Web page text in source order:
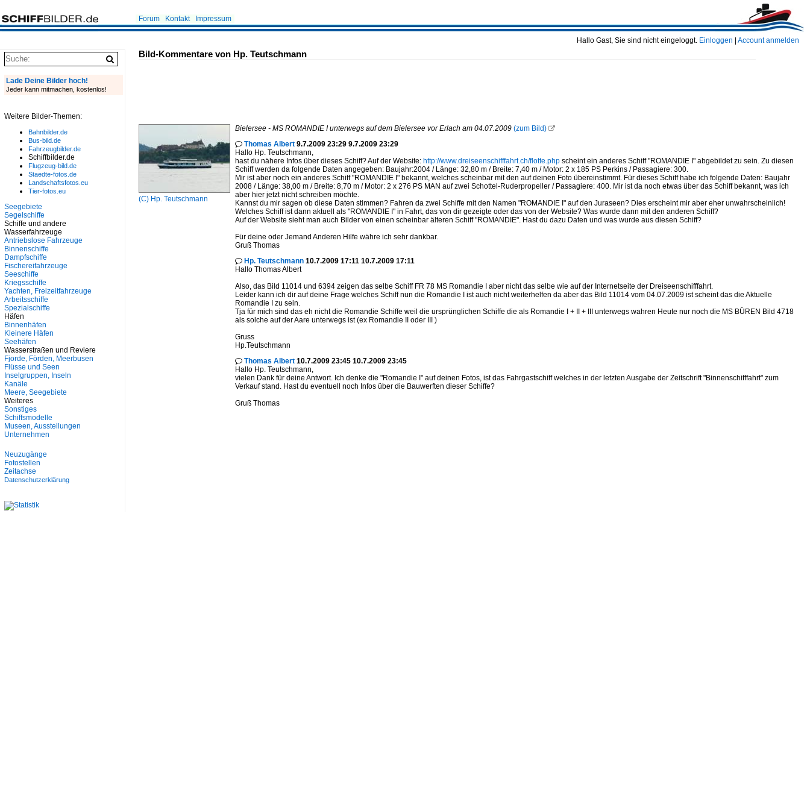
Hallo Gast, Sie sind nicht eingeloggt. Einloggen Account anmelden
Forum Kontakt Impressum
Bild-Kommentare von Hp. Teutschmann
(C) Hp. Teutschmann
Bielersee - MS ROMANDIE I unterwegs auf dem Bielersee vor Erlach am 04.07.2009 (zum Bild) 
 Thomas Albert 9.7.2009 23:29 9.7.2009 23:29
Hallo Hp. Teutschmann,
hast du nähere Infos über dieses Schiff? Auf der Website: http://www.dreiseenschifffahrt.ch/flotte.php scheint ein anderes Schiff "ROMANDIE I" abgebildet zu sein. Zu diesen
Schiff werden da folgende Daten angegeben: Baujahr:2004 / Länge: 32,80 m / Breite: 7,40 m / Motor: 2 x 185 PS Perkins / Passagiere: 300.
Mir ist aber noch ein anderes Schiff "ROMANDIE I" bekannt, welches scheinbar mit den auf deinen Foto übereinstimmt. Für dieses Schiff habe ich folgende Daten: Baujahr
2008 / Länge: 38,00 m / Breite: 8,70 m / Motor: 2 x 276 PS MAN auf zwei Schottel-Ruderpropeller / Passagiere: 400. Mir ist da noch etwas über das Schiff bekannt, was ich
aber hier jetzt nicht schreiben möchte.
Kannst du mir sagen ob diese Daten stimmen? Fahren da zwei Schiffe mit den Namen "ROMANDIE I" auf den Juraseen? Dies erscheint mir aber eher unwahrscheinlich!
Welches Schiff ist dann aktuell als "ROMANDIE I" in Fahrt, das von dir gezeigte oder das von der Website? Was wurde dann mit den anderen Schiff?
Auf der Website sieht man auch Bilder von einen scheinbar älteren Schiff "ROMANDIE". Hast du dazu Daten und was wurde aus diesen Schiff?
Für deine oder Jemand Anderen Hilfe währe ich sehr dankbar.
Gruß Thomas
 Hp. Teutschmann 10.7.2009 17:11 10.7.2009 17:11
Hallo Thomas Albert
Also, das Bild 11014 und 6394 zeigen das selbe Schiff FR 78 MS Romandie I aber nicht das selbe wie auf der Internetseite der Dreiseenschifffahrt.
Leider kann ich dir auf deine Frage welches Schiff nun die Romandie I ist auch nicht weiterhelfen da aber das Bild 11014 vom 04.07.2009 ist scheint das die Aktuelle
Romandie I zu sein.
Tja für mich sind das eh nicht die Romandie Schiffe weil die ursprünglichen Schiffe die als Romandie I + II + III unterwegs wahren Heute nur noch die MS BÜREN Bild 4718
als solche auf der Aare unterwegs ist (ex Romandie II oder III )
Gruss
Hp.Teutschmann
 Thomas Albert 10.7.2009 23:45 10.7.2009 23:45
Hallo Hp. Teutschmann,
vielen Dank für deine Antwort. Ich denke die "Romandie I" auf deinen Fotos, ist das Fahrgastschiff welches in der letzten Ausgabe der Zeitschrift "Binnenschifffahrt" zum
Verkauf stand. Hast du eventuell noch Infos über die Bauwerften dieser Schiffe?
Gruß Thomas
Lade Deine Bilder hoch!
Jeder kann mitmachen, kostenlos!
Weitere Bilder-Themen:
Bahnbilder.de
Bus-bild.de
Fahrzeugbilder.de
Schiffbilder.de
Flugzeug-bild.de
Staedte-fotos.de
Landschaftsfotos.eu
Tier-fotos.eu
Seegebiete
Segelschiffe
Schiffe und andere
Wasserfahrzeuge
Antriebslose Fahrzeuge
Binnenschiffe
Dampfschiffe
Fischereifahrzeuge
Seeschiffe
Kriegsschiffe
Yachten, Freizeitfahrzeuge
Arbeitsschiffe
Spezialschiffe
Häfen
Binnenhäfen
Kleinere Häfen
Seehäfen
Wasserstraßen und Reviere
Fjorde, Förden, Meerbusen
Flüsse und Seen
Inselgruppen, Inseln
Kanäle
Meere, Seegebiete
Weiteres
Sonstiges
Schiffsmodelle
Museen, Ausstellungen
Unternehmen
Neuzugänge
Fotostellen
Zeitachse
Datenschutzerklärung